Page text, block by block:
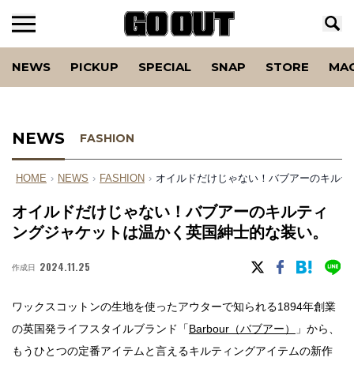
NEWS PICKUP SPECIAL SNAP STORE
NEWS FASHION
HOME › NEWS › FASHION › オイルドだけじゃない！バブアーのキル
オイルドだけじゃない！バブアーのキルティ
ングジャケットは温かく英国紳士的な装い。
作成日 2024.11.25
ワックスコットンの生地を使ったアウターで知られる1894年創業
の英国発ライフスタイルブランド「Barbour（バブアー）
」から、
もうひとつの定番アイテムと言えるキルティングアイテムの新作